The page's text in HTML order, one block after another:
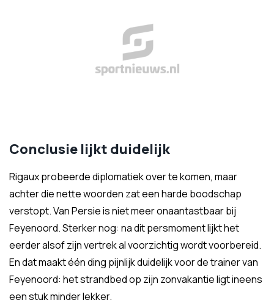
Conclusie lijkt duidelijk
Rigaux probeerde diplomatiek over te komen, maar
achter die nette woorden zat een harde boodschap
verstopt. Van Persie is niet meer onaantastbaar bij
Feyenoord. Sterker nog: na dit persmoment lijkt het
eerder alsof zijn vertrek al voorzichtig wordt voorbereid.
En dat maakt één ding pijnlijk duidelijk voor de trainer van
Feyenoord: het strandbed op zijn zonvakantie ligt ineens
een stuk minder lekker.